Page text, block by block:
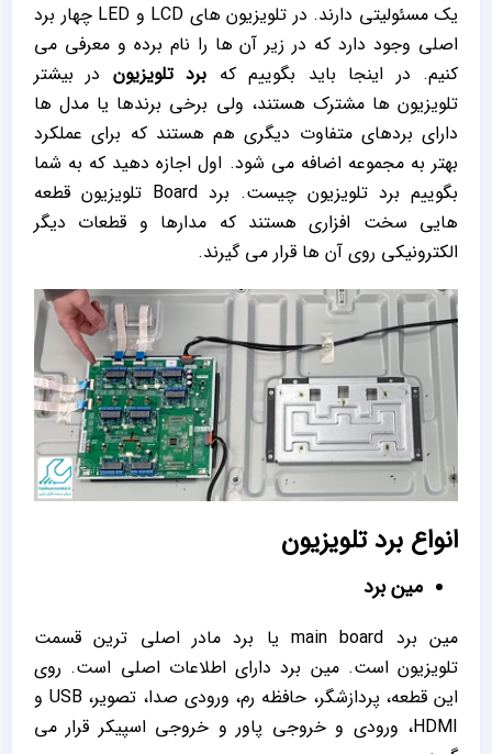
یک مسئولیتی دارند. در تلویزیون های LCD و LED چهار برد
اصلی وجود دارد که در زیر آن ها را نام برده و معرفی می
کنیم. در اینجا باید بگوییم که برد تلویزیون در بیشتر
تلویزیون ها مشترک هستند، ولی برخی برندها یا مدل ها
دارای بردهای متفاوت دیگری هم هستند که برای عملکرد
بهتر به مجموعه اضافه می شود. اول اجازه دهید که به شما
بگوییم برد تلویزیون چیست. برد Board تلویزیون قطعه
هایی سخت افزاری هستند که مدارها و قطعات دیگر
الکترونیکی روی آن ها قرار می گیرند.
انواع برد تلویزیون
مین برد
مین برد main board یا برد مادر اصلی ترین قسمت
تلویزیون است. مین برد دارای اطلاعات اصلی است. روی
این قطعه، پردازشگر، حافظه رم، ورودی صدا، تصویر، USB و
HDMI، ورودی و خروجی پاور و خروجی اسپیکر قرار می